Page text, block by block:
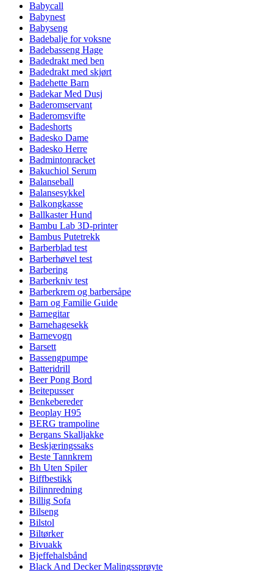
Babycall
Babynest
Babyseng
Badebalje for voksne
Badebasseng Hage
Badedrakt med ben
Badedrakt med skjørt
Badehette Barn
Badekar Med Dusj
Baderomservant
Baderomsvifte
Badeshorts
Badesko Dame
Badesko Herre
Badmintonracket
Bakuchiol Serum
Balanseball
Balansesykkel
Balkongkasse
Ballkaster Hund
Bambu Lab 3D-printer
Bambus Putetrekk
Barberblad test
Barberhøvel test
Barbering
Barberkniv test
Barberkrem og barbersåpe
Barn og Familie Guide
Barnegitar
Barnehagesekk
Barnevogn
Barsett
Bassengpumpe
Batteridrill
Beer Pong Bord
Beitepusser
Benkebereder
Beoplay H95
BERG trampoline
Bergans Skalljakke
Beskjæringssaks
Beste Tannkrem
Bh Uten Spiler
Biffbestikk
Bilinnredning
Billig Sofa
Bilseng
Bilstol
Biltørker
Bivuakk
Bjeffehalsbånd
Black And Decker Malingssprøyte